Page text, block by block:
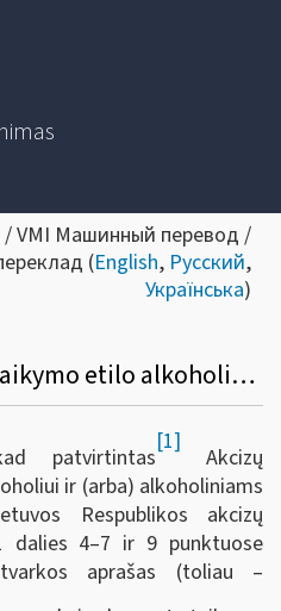
/ VMI Машинный перевод /
(English, Русский,
Українська)
Dėl akcizų lengvatų taikymo etilo alkoholiui ir (arba) alkoholiniams gėrimams, skirtiems Lietuvos Respublikos akcizų įstatymo 27 straipsnio 1 dalies 4–7 ir 9 punktuose nurodytiems tikslams, tvarkos aprašo patvirtinimo
patvirtintas
[1]
Akcizų
ir (arba) alkoholiniams
Respublikos akcizų
dalies 4–7 ir 9 punktuose
aprašas (toliau –